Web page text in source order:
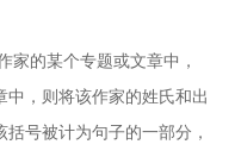
家的某个专题或文章中，
，则将该作家的姓氏和出
号被计为句子的一部分，